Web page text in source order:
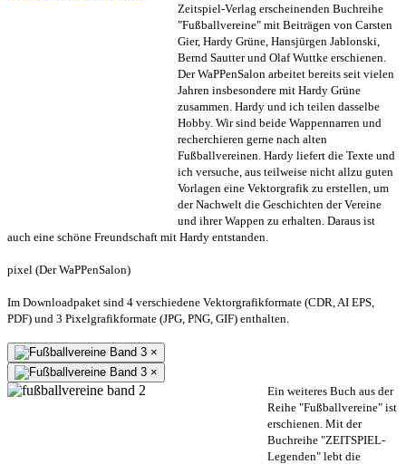
Zeitspiel-Verlag erscheinenden Buchreihe
"Fußballvereine" mit Beiträgen von Carsten
Gier, Hardy Grüne, Hansjürgen Jablonski,
Bernd Sautter und Olaf Wuttke erschienen.
Der WaPPenSalon arbeitet bereits seit vielen
Jahren insbesondere mit Hardy Grüne
zusammen. Hardy und ich teilen dasselbe
Hobby. Wir sind beide Wappennarren und
recherchieren gerne nach alten
Fußballvereinen. Hardy liefert die Texte und
ich versuche, aus teilweise nicht allzu guten
Vorlagen eine Vektorgrafik zu erstellen, um
der Nachwelt die Geschichten der Vereine
und ihrer Wappen zu erhalten. Daraus ist
auch eine schöne Freundschaft mit Hardy entstanden.
pixel (Der WaPPenSalon)
Im Downloadpaket sind 4 verschiedene Vektorgrafikformate (CDR, AI EPS,
PDF) und 3 Pixelgrafikformate (JPG, PNG, GIF) enthalten.
×
×
Ein weiteres Buch aus der
Reihe "Fußballvereine" ist
erschienen. Mit der
Buchreihe "ZEITSPIEL-
Legenden" lebt die